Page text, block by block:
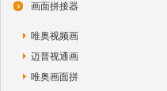
画面拼接器
唯奥视频画
迈普视通画
唯奥画面拼